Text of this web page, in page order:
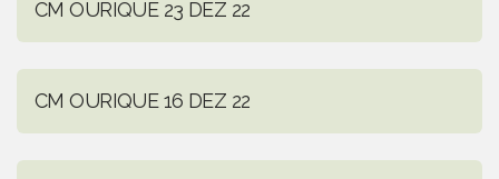
CM OURIQUE 23 DEZ 22
CM OURIQUE 16 DEZ 22